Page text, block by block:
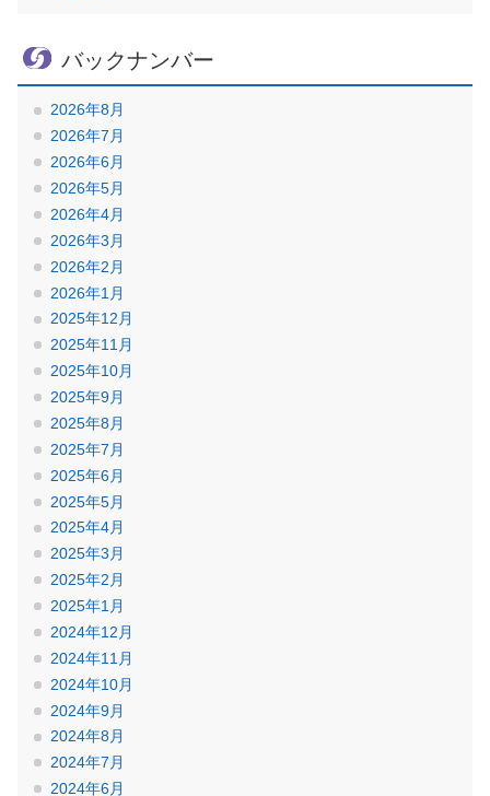
バックナンバー
2026年8月
2026年7月
2026年6月
2026年5月
2026年4月
2026年3月
2026年2月
2026年1月
2025年12月
2025年11月
2025年10月
2025年9月
2025年8月
2025年7月
2025年6月
2025年5月
2025年4月
2025年3月
2025年2月
2025年1月
2024年12月
2024年11月
2024年10月
2024年9月
2024年8月
2024年7月
2024年6月